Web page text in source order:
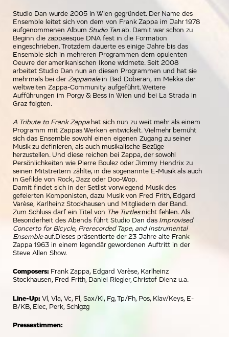
Studio Dan wurde 2005 in Wien gegründet. Der Name des
Ensemble leitet sich von dem von Frank Zappa im Jahr 1978
aufgenommenen Album Studio Tan ab. Damit war schon zu
Beginn die zappaesque DNA fest in die Formation
eingeschrieben. Trotzdem dauerte es einige Jahre bis das
Ensemble sich in mehreren Programmen dem opulenten
Oeuvre der amerikanischen Ikone widmete. Seit 2008
arbeitet Studio Dan nun an diesen Programmen und hat sie
mehrmals bei der Zappanalein Bad Doberan, im Mekka der
weltweiten Zappa-Community aufgeführt. Weitere
Aufführungen im Porgy & Bess in Wien und bei La Strada in
Graz folgten.
A Tribute to Frank Zappa hat sich nun zu weit mehr als einem
Programm mit Zappas Werken entwickelt. Vielmehr bemüht
sich das Ensemble sowohl einen eigenen Zugang zu seiner
Musik zu definieren, als auch musikalische Bezüge
herzustellen. Und diese reichen bei Zappa, der sowohl
Persönlichkeiten wie Pierre Boulez oder Jimmy Hendrix zu
seinen Mitstreitern zählte, in die sogenannte E-Musik als auch
in Gefilde von Rock, Jazz oder Doo-Wop.
Damit findet sich in der Setlist vorwiegend Musik des
gefeierten Komponisten, dazu Musik von Fred Frith, Edgard
Varèse, Karlheinz Stockhausen und Mitgliedern der Band.
Zum Schluss darf ein Titel von The Turtles nicht fehlen. Als
Besonderheit des Abends führt Studio Dan das Improvised
Concerto for Bicycle, Prerecorded Tape, and Instrumental
Ensembleauf.Dieses präsentierte der 23 Jahre alte Frank
Zappa 1963 in einem legendär gewordenen Auftritt in der
Steve Allen Show.
Composers: Frank Zappa, Edgard Varèse, Karlheinz
Stockhausen, Fred Frith, Daniel Riegler, Christof Dienz u.a.
Line-Up: Vl, Vla, Vc, Fl, Sax/Kl, Fg, Tp/Fh, Pos, Klav/Keys, E-
B/KB, Elec, Perk, Schlgzg
Pressestimmen: